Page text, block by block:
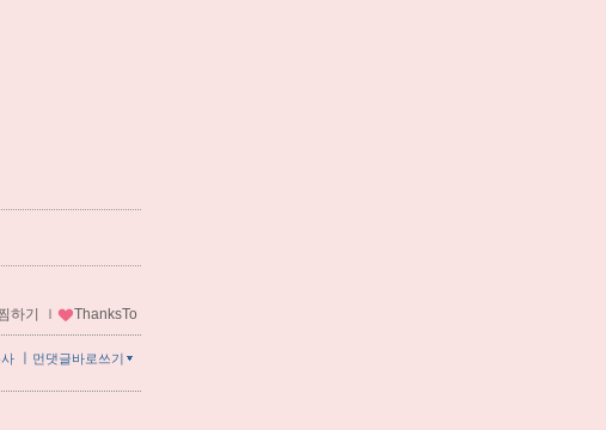
하기 ｌ ThanksTo
먼댓글바로쓰기